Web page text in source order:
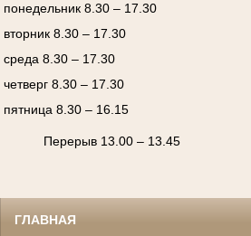
понедельник 8.30 – 17.30
вторник 8.30 – 17.30
среда 8.30 – 17.30
четверг 8.30 – 17.30
пятница 8.30 – 16.15
Перерыв 13.00 – 13.45
ГЛАВНАЯ